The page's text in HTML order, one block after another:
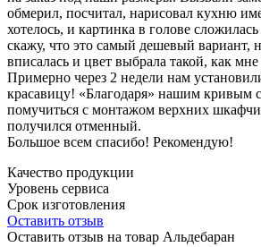
обмерил, посчитал, нарисовал кухню
хотелось, и картинка в голове
скажу, что это самый дешевый вариант,
вписалась и цвет выбрала такой, как мне
Примерно через 2 недели нам
красавицу! «Благодаря» нашим кривым
помучиться с монтажом верхних
получился отменный.
Большое всем спасибо! Рекомендую!
Качество продукции
Уровень сервиса
Срок изготовления
Оставить отзыв
Оставить отзыв на товар Альдебаран